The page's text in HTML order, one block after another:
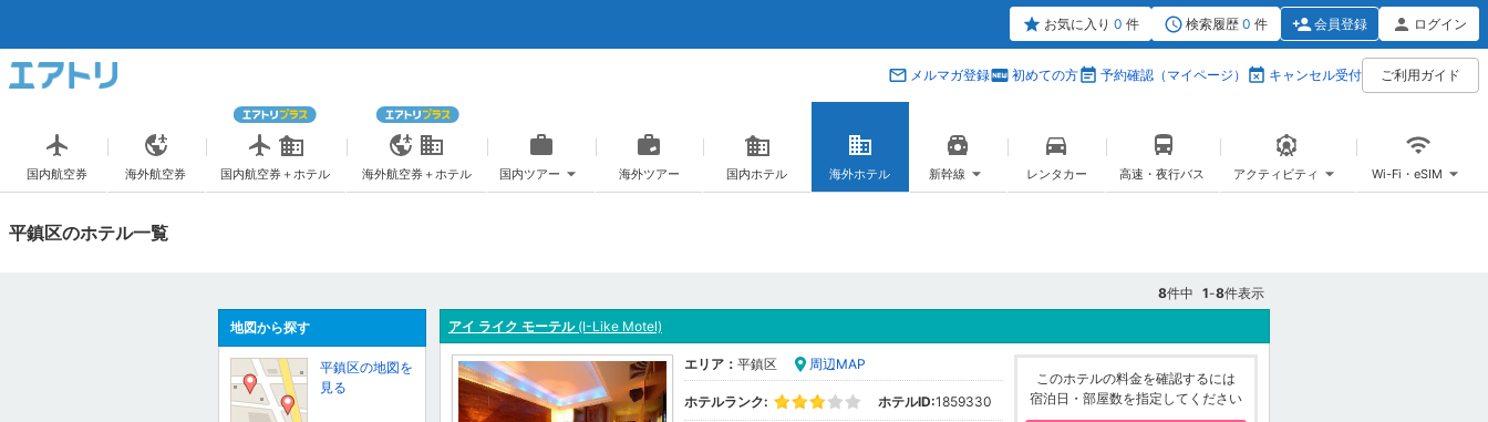
メルマガ登録 初めての方 予約確認（マイページ） キャンセル受付 ご利用ガイド
国内航空券 海外航空券 国内航空券＋ホテル 海外航空券＋ホテル 国内ツアー 海外ツアー 国内ホテル 海外ホテル 新幹線 レンタカー 高速・夜行バス アクティビティ Wi-Fi・eSIM
お気に入り 0 件 検索履歴 0 件 会員登録 ログイン
平鎮区のホテル一覧
8件中 1-8件表示
アイ ライク モーテル(I-Like Motel)
エリア： 平鎮区 周辺MAP
ホテルランク: ホテルID:1859330
このホテルの料金を確認するには
宿泊日・部屋数を指定してください
地図から探す
平鎮区の地図を
見る